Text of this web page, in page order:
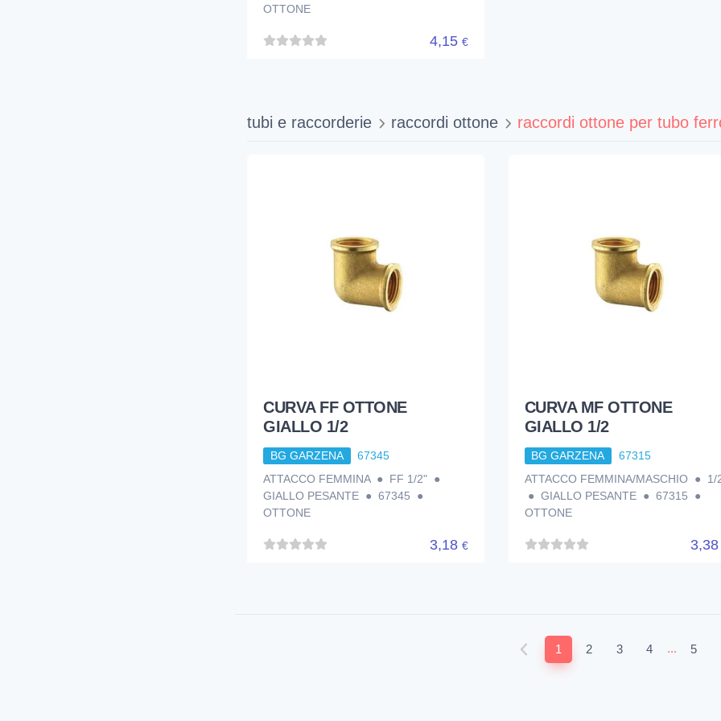
OTTONE
4,15 €
tubi e raccorderie raccordi ottone raccordi ottone per tubo
CURVA FF OTTONE
GIALLO 1/2
BG GARZENA
67345
ATTACCO FEMMINA ● FF 1/2" ●
GIALLO PESANTE ● 67345 ●
OTTONE
3,18 €
CURVA MF OTTONE
GIALLO 1/2
BG GARZENA
67315
ATTACCO FEMMINA/MASCHIO ● 1/
● GIALLO PESANTE ● 67315 ●
OTTONE
1 2 3 4 ... 5